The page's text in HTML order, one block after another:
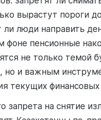
вырастут пороги
ли люди направить
фоне пенсионные
не только темой
но и важным
текущих финансовых
запрета на снятие